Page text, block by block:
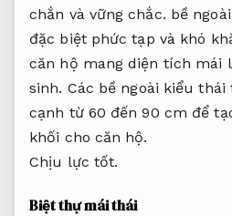
chắn và vững chắc. bề
đặc biệt phức tạp và khó
căn hộ mang diện tích mái
sinh. Các bề ngoài kiểu
cạnh từ 60 đến 90 cm để
khối cho căn hộ.
Chịu lực tốt.
Biệt thự mái thái